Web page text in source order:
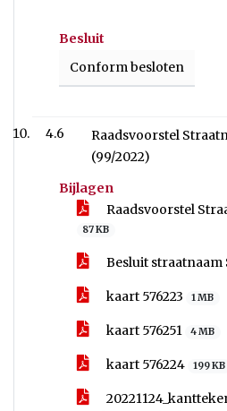
Besluit
Conform besloten
4.6
Raadsvoorstel
(99/2022)
Bijlagen
Raadsvoorstel
87 KB
Besluit straatnaam
kaart 576223 1 MB
kaart 576251 4 MB
kaart 576224 199 KB